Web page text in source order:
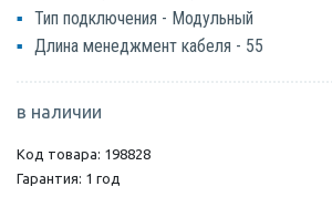
Тип подключения - Модульный
Длина менеджмент кабеля - 55
в наличии
Код товара: 198828
Гарантия: 1 год